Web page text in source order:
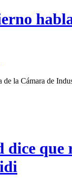
la Cámara de
que